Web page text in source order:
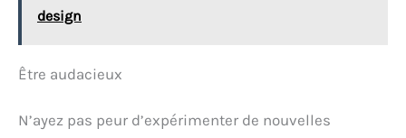
design
Être audacieux
N’ayez pas peur d’expérimenter de nouvelles